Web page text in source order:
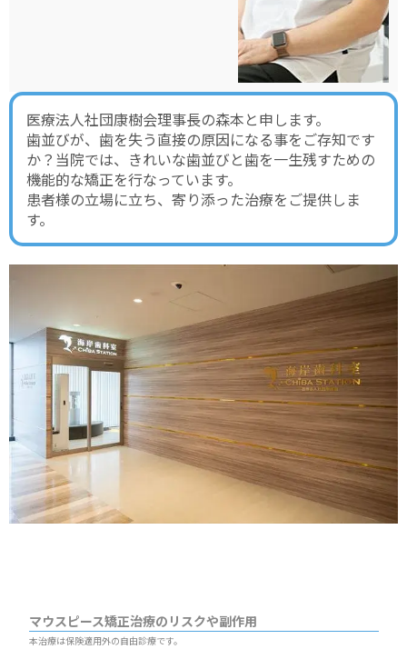
医療法人社団康樹会理事長の森本と申します。
歯並びが、歯を失う直接の原因になる事をご存知です
か？当院では、きれいな歯並びと歯を一生残すための
機能的な矯正を行なっています。
患者様の立場に立ち、寄り添った治療をご提供しま
す。
マウスピース矯正治療のリスクや副作用
本治療は保険適用外の自由診療です。